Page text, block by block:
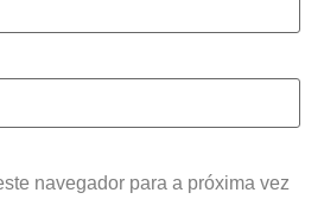
navegador para a próxima vez